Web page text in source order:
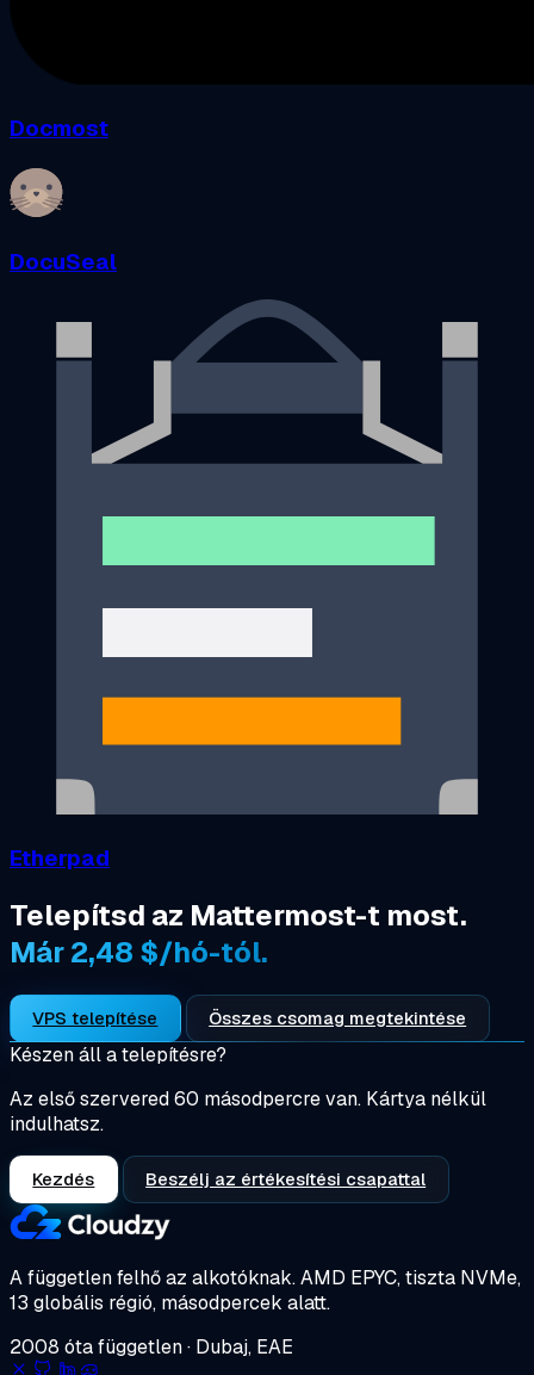
Docmost
DocuSeal
Etherpad
Telepítsd az Mattermost-t most.
Már 2,48 $/hó-tól.
VPS telepítése Összes csomag megtekintése
Készen áll a telepítésre?
Az első szervered 60 másodpercre van. Kártya nélkül
indulhatsz.
Kezdés Beszélj az értékesítési csapattal
A független felhő az alkotóknak.AMD EPYC, tiszta NVMe,
13 globális régió, másodpercek alatt.
2008 óta független · Dubaj, EAE